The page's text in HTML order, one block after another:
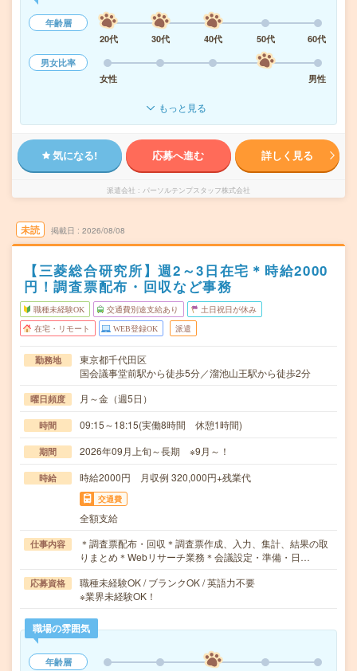
年齢層
20代
30代 40代 50代
60代
男女比率
女性
男性
もっと見る
気になる! 応募へ進む 詳しく見る
派遣会社 パーソルテンプスタッフ株式会社
未読 掲載日 2026/08/08
【三菱総合研究所】週2～3日在宅＊時給2000
円！調査票配布・回収など事務
職種未経験OK 交通費別途支給あり 土日祝日が休み
在宅・リモート WEB登録OK 派遣
勤務地
東京都千代田区
国会議事堂前駅から徒歩5分／溜池山王駅から徒歩2分
曜日頻度 月～金（週5日）
時間 09:15～18:15(実働8時間 休憩1時間)
期間 2026年09月上旬～長期 ※9月～！
時給 時給2000円 月収例 320,000円+残業代
交通費
全額支給
仕事内容
＊調査票配布・回収＊調査票作成、入力、集計、結果の取
りまとめ＊Webリサーチ業務＊会議設定・準備・日…
応募資格
職種未経験OK / ブランクOK / 英語力不要
※業界未経験OK！
職場の雰囲気
年齢層